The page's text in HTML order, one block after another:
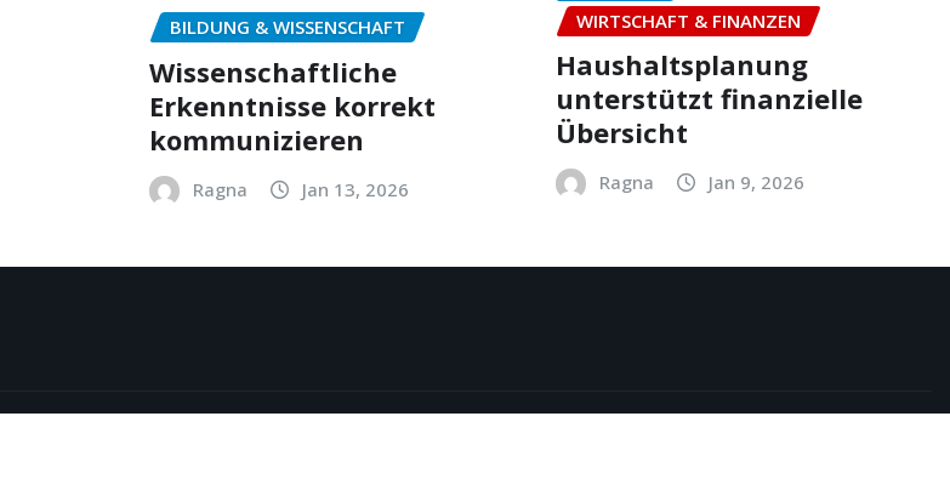
BILDUNG & WISSENSCHAFT
Wissenschaftliche
Erkenntnisse korrekt
kommunizieren
Ragna Jan 13, 2026
WIRTSCHAFT & FINANZEN
Haushaltsplanung
unterstützt finanzielle
Übersicht
Ragna Jan 9, 2026